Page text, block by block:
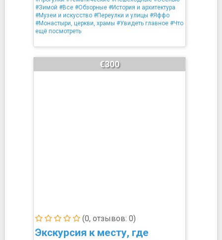
#Зимой #Все #Обзорные #История и архитектура
#Музеи и искусство #Переулки и улицы #Яффо
#Монастыри, церкви, храмы #Увидеть главное #Что
ещё посмотреть
(0, отзывов: 0)
Экскурсия к месту, где
€300